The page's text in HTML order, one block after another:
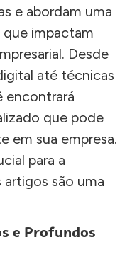
e abordam uma
que impactam
Desde
até técnicas
encontrará
que pode
em sua empresa.
para a
são uma
e Profundos